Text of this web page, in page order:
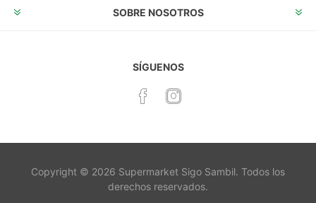
SOBRE NOSOTROS
SÍGUENOS
Copyright © 2026 Supermarket Sigo Sambil. Todos los
derechos reservados.